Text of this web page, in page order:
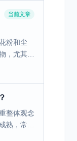
当前文章
粉和尘
，尤其是
容易引起
整体观念
熟，常见
发。中医